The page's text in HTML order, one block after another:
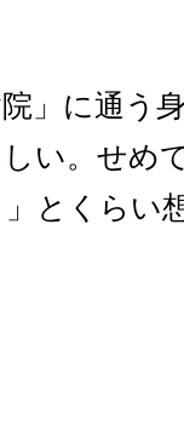
」に通う
い。せめ
とくらい